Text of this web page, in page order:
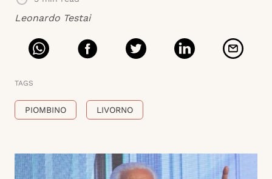
Leonardo Testai
TAGS
PIOMBINO LIVORNO